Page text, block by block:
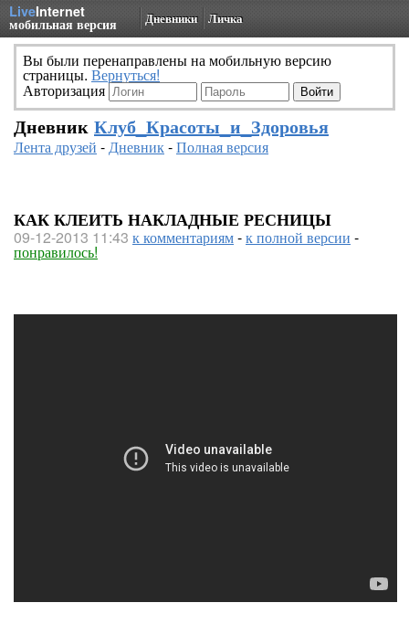
LiveInternet
мобильная версия Дневники Личка
Вы были перенаправлены на мобильную версию
страницы. Вернуться!
Авторизация
Дневник Клуб_Красоты_и_Здоровья
Лента друзей -Дневник-Полная версия
КАК КЛЕИТЬ НАКЛАДНЫЕ РЕСНИЦЫ
09-12-2013 11:43 к комментариям-к полной версии -
понравилось!